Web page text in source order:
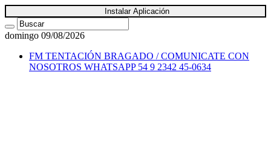
Instalar Aplicación
domingo 09/08/2026
FM TENTACIÓN BRAGADO / COMUNICATE CON
NOSOTROS WHATSAPP 54 9 2342 45-0634